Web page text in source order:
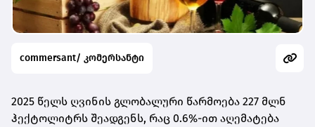
commersant/ კომერსანტი
2025 წელს ღვინის გლობალური წარმოება 227 მლნ
ჰექტოლიტრს შეადგენს, რაც 0.6%-ით აღემატება